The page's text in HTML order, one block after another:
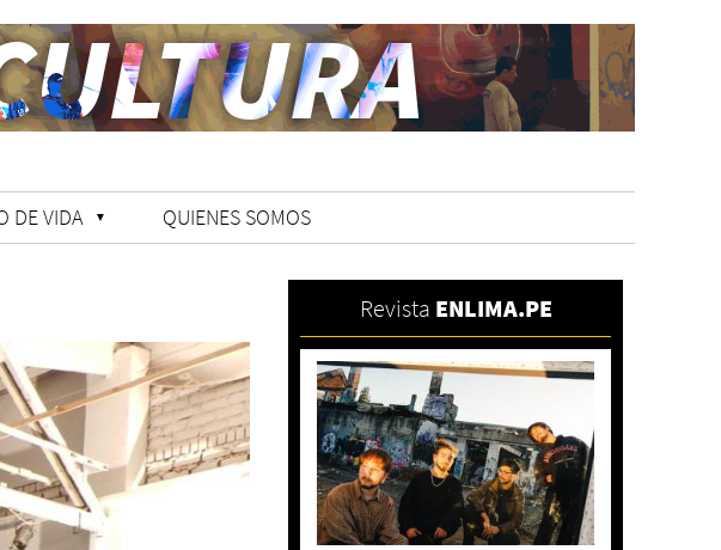
DE VIDA QUIENES SOMOS
Revista ENLIMA.PE